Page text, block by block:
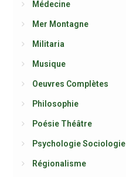
Médecine
Mer Montagne
Militaria
Musique
Oeuvres Complètes
Philosophie
Poésie Théâtre
Psychologie Sociologie
Régionalisme